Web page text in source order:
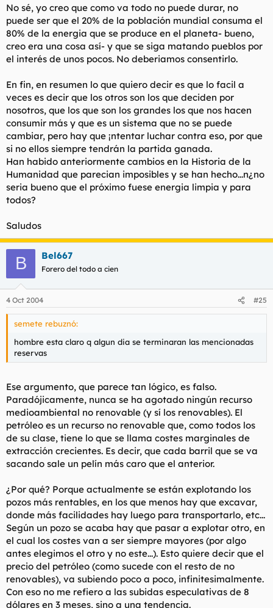
No sé, yo creo que como va todo no puede durar, no
puede ser que el 20% de la población mundial consuma el
80% de la energia que se produce en el planeta- bueno,
creo era una cosa así- y que se siga matando pueblos por
el interés de unos pocos. No deberiamos consentirlo.
En fin, en resumen lo que quiero decir es que lo facil a
veces es decir que los otros son los que deciden por
nosotros, que los que son los grandes los que nos hacen
consumir más y que es un sistema que no se puede
cambiar, pero hay que ¡ntentar luchar contra eso, por que
si no ellos siempre tendrán la partida ganada.
Han habido anteriormente cambios en la Historia de la
Humanidad que parecian imposibles y se han hecho...n¿no
seria bueno que el próximo fuese energia limpia y para
todos?
Saludos
B Bel667
Forero del todo a cien
4 Oct 2004 #25
semete rebuznó:
hombre esta claro q algun dia se terminaran las mencionadas
reservas
Ese argumento, que parece tan lógico, es falso.
Paradójicamente, nunca se ha agotado ningún recurso
medioambiental no renovable (y sí los renovables). El
petróleo es un recurso no renovable que, como todos los
de su clase, tiene lo que se llama costes marginales de
extracción crecientes. Es decir, que cada barril que se va
sacando sale un pelín más caro que el anterior.
¿Por qué? Porque actualmente se están explotando los
pozos más rentables, en los que menos hay que excavar,
donde más facilidades hay luego para transportarlo, etc...
Según un pozo se acaba hay que pasar a explotar otro, en
el cual los costes van a ser siempre mayores (por algo
antes elegimos el otro y no este...). Esto quiere decir que el
precio del petróleo (como sucede con el resto de no
renovables), va subiendo poco a poco, infinitesimalmente.
Con eso no me refiero a las subidas especulativas de 8
dólares en 3 meses, sino a una tendencia.